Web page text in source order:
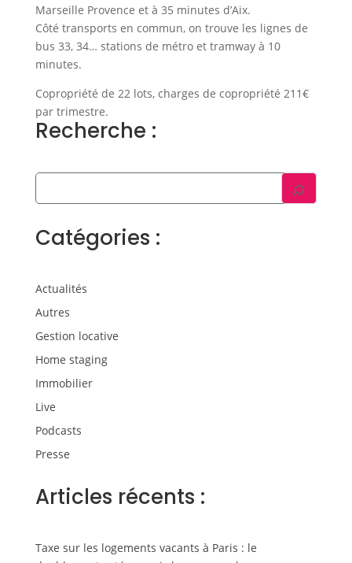
Marseille Provence et à 35 minutes d’Aix.
Côté transports en commun, on trouve les lignes de
bus 33, 34… stations de métro et tramway à 10
minutes.
Copropriété de 22 lots, charges de copropriété 211€
par trimestre.
Recherche :
Catégories :
Actualités
Autres
Gestion locative
Home staging
Immobilier
Live
Podcasts
Presse
Articles récents :
Taxe sur les logements vacants à Paris : le